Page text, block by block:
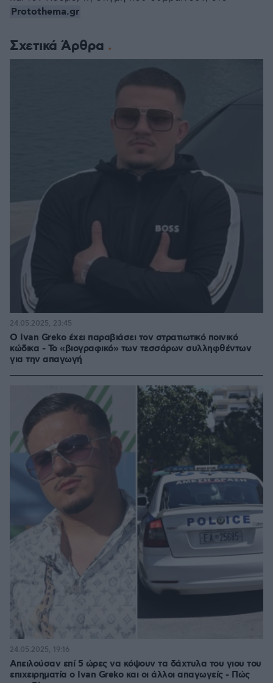
Σχετικά Άρθρα
Ο Ivan Greko έχει παραβιάσει τον στρατιωτικό ποινικό
κώδικα - Το «βιογραφικό» των τεσσάρων συλληφθέντων
για την απαγωγή
24.05.2025, 23:45
Απειλούσαν επί 5 ώρες να κόψουν τα δάχτυλα του γιου του
επιχειρηματία ο Ivan Greko και οι άλλοι απαγωγείς - Πώς
24.05.2025, 19:16
Protothema.gr